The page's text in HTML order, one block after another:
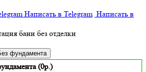
Написать в Telegram Написать в
бани без отделки
фундамента
(0р.)